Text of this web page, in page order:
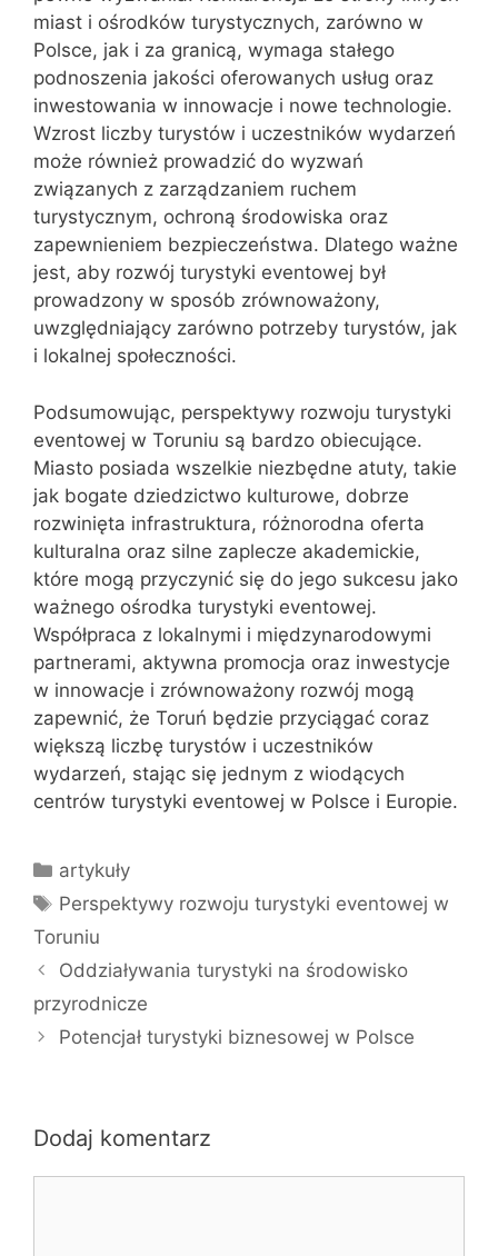
miast i ośrodków turystycznych, zarówno w
Polsce, jak i za granicą, wymaga stałego
podnoszenia jakości oferowanych usług oraz
inwestowania w innowacje i nowe technologie.
Wzrost liczby turystów i uczestników wydarzeń
może również prowadzić do wyzwań
związanych z zarządzaniem ruchem
turystycznym, ochroną środowiska oraz
zapewnieniem bezpieczeństwa. Dlatego ważne
jest, aby rozwój turystyki eventowej był
prowadzony w sposób zrównoważony,
uwzględniający zarówno potrzeby turystów, jak
i lokalnej społeczności.
Podsumowując, perspektywy rozwoju turystyki
eventowej w Toruniu są bardzo obiecujące.
Miasto posiada wszelkie niezbędne atuty, takie
jak bogate dziedzictwo kulturowe, dobrze
rozwinięta infrastruktura, różnorodna oferta
kulturalna oraz silne zaplecze akademickie,
które mogą przyczynić się do jego sukcesu jako
ważnego ośrodka turystyki eventowej.
Współpraca z lokalnymi i międzynarodowymi
partnerami, aktywna promocja oraz inwestycje
w innowacje i zrównoważony rozwój mogą
zapewnić, że Toruń będzie przyciągać coraz
większą liczbę turystów i uczestników
wydarzeń, stając się jednym z wiodących
centrów turystyki eventowej w Polsce i Europie.
Kategorie
artykuły
Tagi
Perspektywy rozwoju turystyki eventowej w
Toruniu
Oddziaływania turystyki na środowisko
przyrodnicze
Potencjał turystyki biznesowej w Polsce
Dodaj komentarz